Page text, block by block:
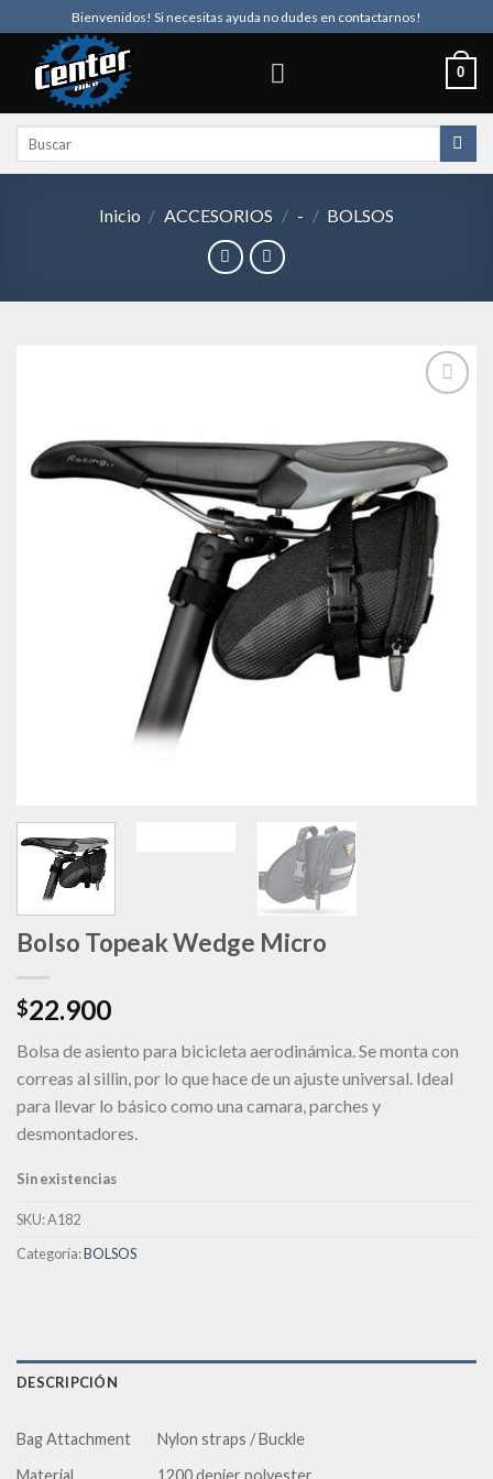
to
content
Bienvenidos! Si necesitas ayuda no dudes en contactarnos!
0
Inicio / ACCESORIOS / - / BOLSOS
Añadir
a la
lista de
deseos
Bolso Topeak Wedge Micro
$22.900
Bolsa de asiento para bicicleta aerodinámica. Se monta con
correas al sillin, por lo que hace de un ajuste universal. Ideal
para llevar lo básico como una camara, parches y
desmontadores.
Sin existencias
SKU:A182
Categoría:BOLSOS
DESCRIPCIÓN
Bag Attachment
Nylon straps / Buckle